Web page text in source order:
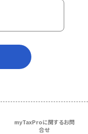
myTaxProに関するお問
合せ